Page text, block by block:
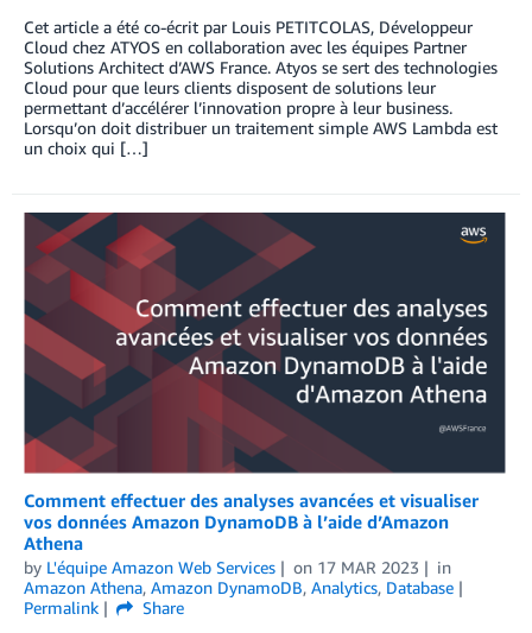
Cet article a été co-écrit par Louis PETITCOLAS, Développeur
Cloud chez ATYOS en collaboration avec les équipes Partner
Solutions Architect d’AWS France. Atyos se sert des technologies
Cloud pour que leurs clients disposent de solutions leur
permettant d’accélérer l’innovation propre à leur business.
Lorsqu’on doit distribuer un traitement simple AWS Lambda est
un choix qui […]
Comment effectuer des analyses avancées et visualiser
vos données Amazon DynamoDB à l’aide d’Amazon
Athena
by L'équipe Amazon Web Services on 17 MAR 2023
in
Amazon Athena, Amazon DynamoDB, Analytics, Database
Permalink
Share